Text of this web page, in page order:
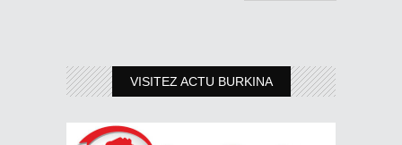
VISITEZ ACTU BURKINA